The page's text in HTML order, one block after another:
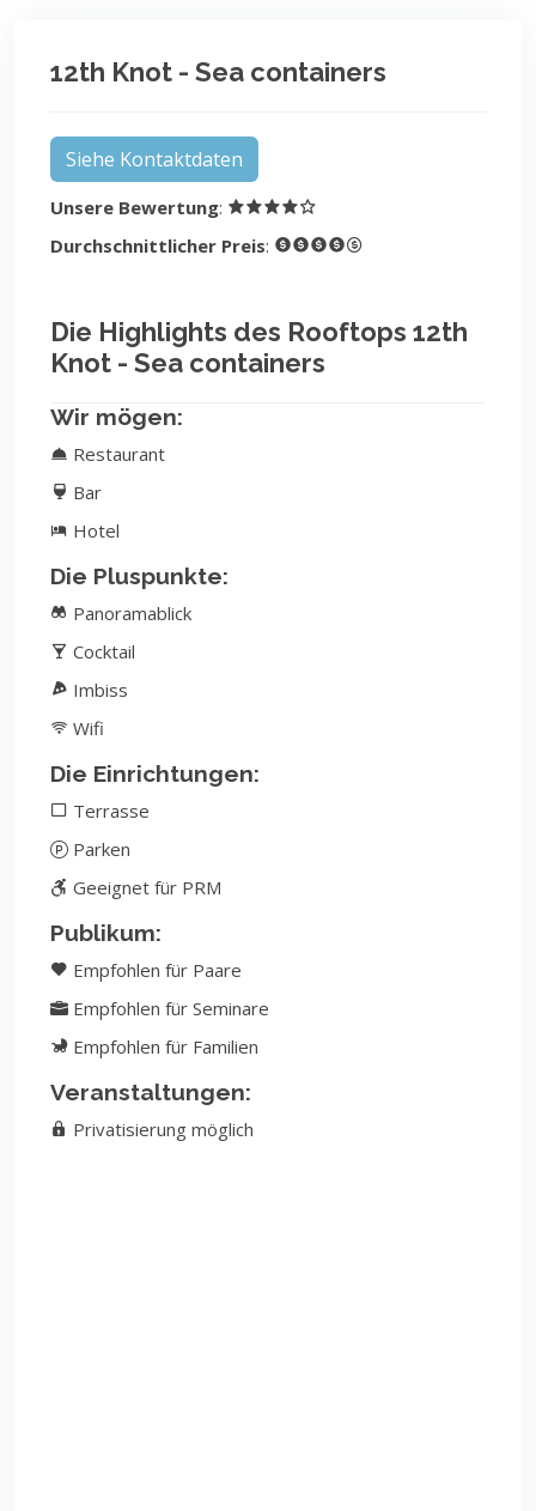
12th Knot - Sea containers
Siehe Kontaktdaten
Unsere Bewertung:
Durchschnittlicher Preis:
Die Highlights des Rooftops 12th
Knot - Sea containers
Wir mögen:
Restaurant
Bar
Hotel
Die Pluspunkte:
Panoramablick
Cocktail
Imbiss
Wifi
Die Einrichtungen:
Terrasse
Parken
Geeignet für PRM
Publikum:
Empfohlen für Paare
Empfohlen für Seminare
Empfohlen für Familien
Veranstaltungen:
Privatisierung möglich